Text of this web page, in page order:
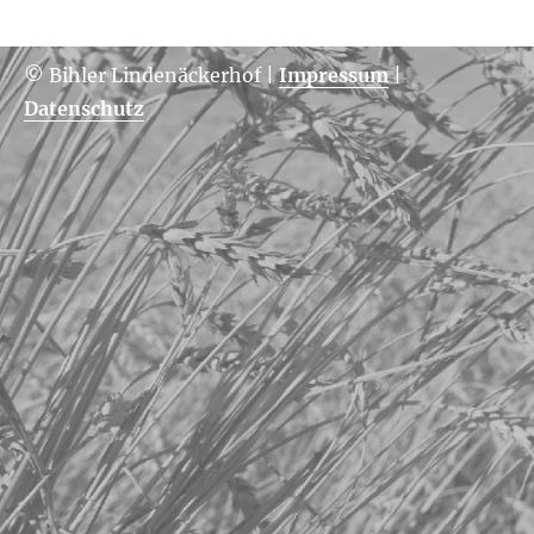
© Bihler Lindenäckerhof|Impressum|
Datenschutz